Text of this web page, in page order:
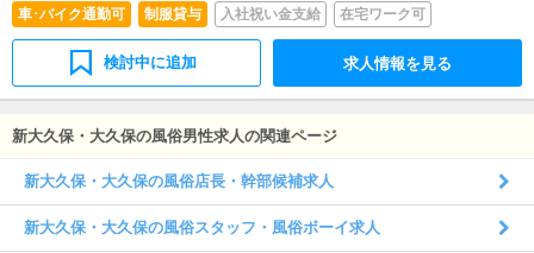
操作や簡単な文字入力ができれば大丈夫です。PCが苦手
な方でも問題なくできます。■清掃・備品管理お客様やキ
ャストに快適に過ごしていただけるよう、店内の清掃や備
品の管理・補充をお願いします。・お客様にとっての「最
高」とは何か・キャストにとっての「最高」とは何か・仲
間である従業員にとっての「最高」とは何かこれらを日々
の業務の中で常に考え、それを実現（具現化・可視化）し
ていくことが、店長・幹部の基本的な役割です。
車･バイク通勤可
制服貸与 入社祝い金支給 在宅ワーク可
検討中に追加 求人情報を見る
新大久保・大久保の風俗男性求人の関連ページ
新大久保・大久保の風俗店長・幹部候補求人
新大久保・大久保の風俗スタッフ・風俗ボーイ求人